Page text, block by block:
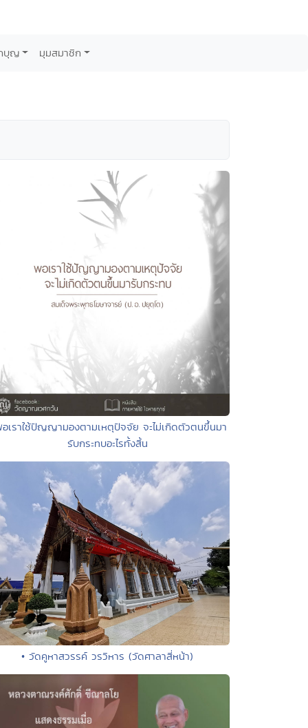
บุญ มุมสมาชิก
เราใช้ปัญญามองตามเหตุปัจจัย จะไม่เกิดตัวตนขึ้นมา
รับกระทบอะไรทั้งสิ้น
• วัดคูหาสวรรค์ วรวิหาร (วัดศาลาสี่หน้า)